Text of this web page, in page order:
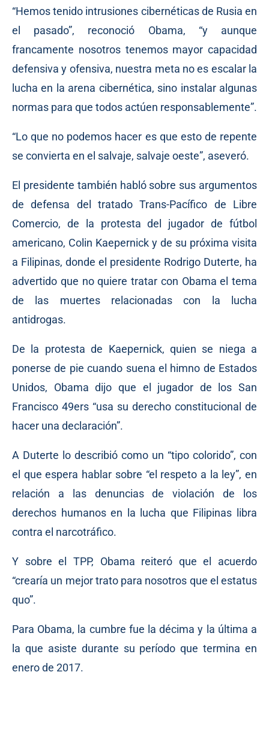
“Hemos tenido intrusiones cibernéticas de Rusia en
el pasado”, reconoció Obama, “y aunque
francamente nosotros tenemos mayor capacidad
defensiva y ofensiva, nuestra meta no es escalar la
lucha en la arena cibernética, sino instalar algunas
normas para que todos actúen responsablemente”.
“Lo que no podemos hacer es que esto de repente
se convierta en el salvaje, salvaje oeste”, aseveró.
El presidente también habló sobre sus argumentos
de defensa del tratado Trans-Pacífico de Libre
Comercio, de la protesta del jugador de fútbol
americano, Colin Kaepernick y de su próxima visita
a Filipinas, donde el presidente Rodrigo Duterte, ha
advertido que no quiere tratar con Obama el tema
de las muertes relacionadas con la lucha
antidrogas.
De la protesta de Kaepernick, quien se niega a
ponerse de pie cuando suena el himno de Estados
Unidos, Obama dijo que el jugador de los San
Francisco 49ers “usa su derecho constitucional de
hacer una declaración”.
A Duterte lo describió como un “tipo colorido”, con
el que espera hablar sobre “el respeto a la ley”, en
relación a las denuncias de violación de los
derechos humanos en la lucha que Filipinas libra
contra el narcotráfico.
Y sobre el TPP, Obama reiteró que el acuerdo
“crearía un mejor trato para nosotros que el estatus
quo”.
Para Obama, la cumbre fue la décima y la última a
la que asiste durante su período que termina en
enero de 2017.